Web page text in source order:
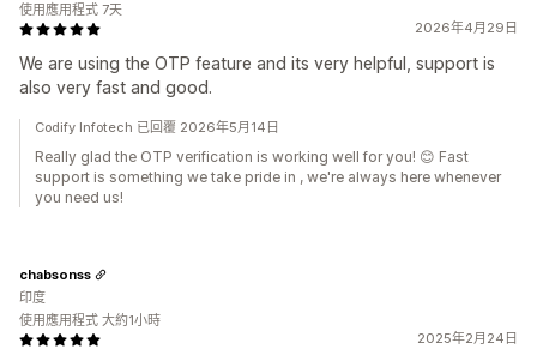
2026年4月29日
We are using the OTP feature and its very helpful, support is
also very fast and good.
使用應用程式 7天
Codify Infotech 已回覆 2026年5月14日
Really glad the OTP verification is working well for you! 😊 Fast
support is something we take pride in , we're always here whenever
you need us!
2025年2月24日
chabsonss
印度
使用應用程式 大約1小時